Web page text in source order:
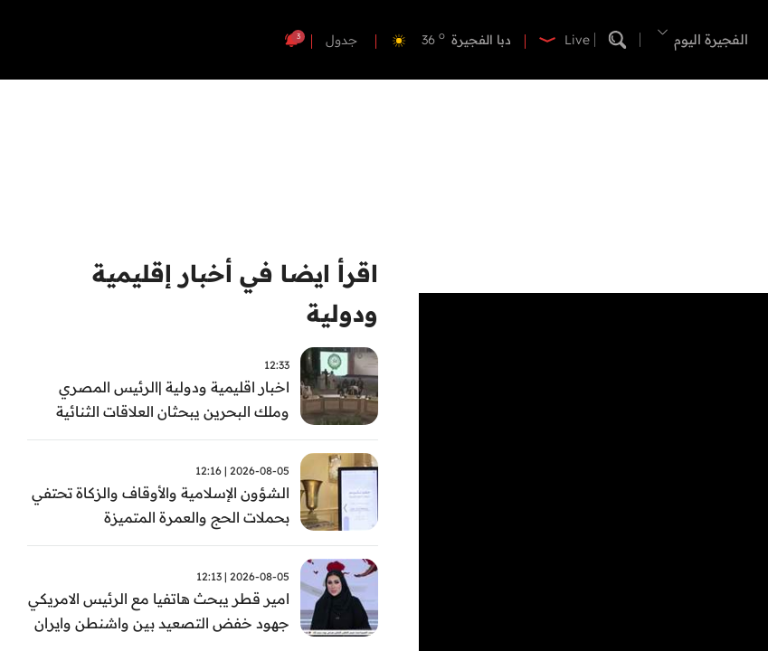
الفجيرة اليوم Live دبا الفجيرة 36 o جدول 3
اقرأ ايضا في أخبار إقليمية
ودولية
12:33
اخبار اقليمية ودولية |الرئيس المصري
وملك البحرين يبحثان العلاقات الثنائية
وتطورات الأوضاع الإقليمية
2026-08-05 | 12:16
الشؤون الإسلامية والأوقاف والزكاة تحتفي
بحملات الحج والعمرة المتميزة
2026-08-05 | 12:13
امير قطر يبحث هاتفيا مع الرئيس الامريكي
جهود خفض التصعيد بين واشنطن وايران